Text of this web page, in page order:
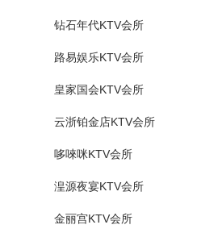
钻石年代KTV会所
路易娱乐KTV会所
皇家国会KTV会所
云浙铂金店KTV会所
哆唻咪KTV会所
湟源夜宴KTV会所
金丽宫KTV会所